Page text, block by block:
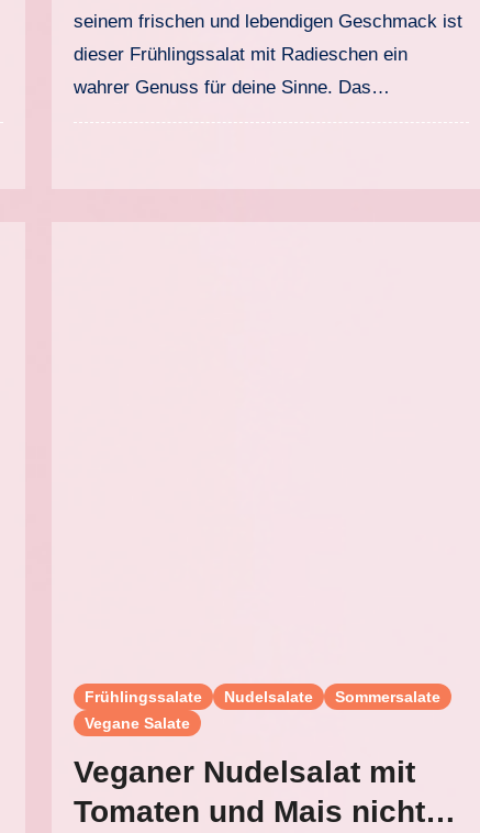
seinem frischen und lebendigen Geschmack ist
dieser Frühlingssalat mit Radieschen ein
wahrer Genuss für deine Sinne. Das…
Frühlingssalate Nudelsalate
Sommersalate
Vegane Salate
Veganer Nudelsalat mit
Tomaten und Mais nicht